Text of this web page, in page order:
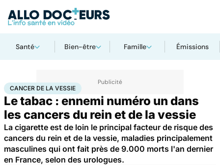
Santé Bien-être Famille Émissions
AccueilSanté MaladiesCancer Cancer de la vessie
CANCER DE LA VESSIE
Le tabac : ennemi numéro un dans
les cancers du rein et de la vessie
La cigarette est de loin le principal facteur de risque des
cancers du rein et de la vessie, maladies principalement
masculines qui ont fait près de 9.000 morts l'an dernier
en France, selon des urologues.